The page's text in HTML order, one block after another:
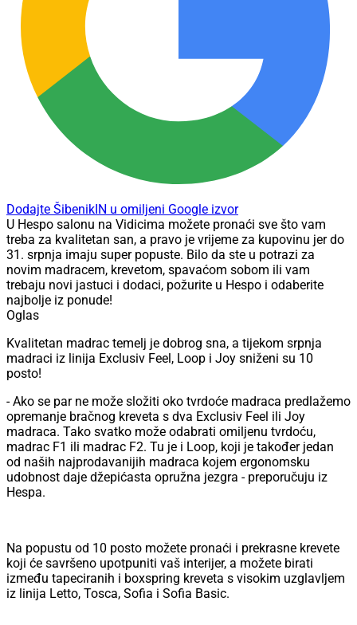
Dodajte ŠibenikIN u omiljeni Google izvor
U Hespo salonu na Vidicima možete pronaći sve što vam
treba za kvalitetan san, a pravo je vrijeme za kupovinu jer do
31. srpnja imaju super popuste. Bilo da ste u potrazi za
novim madracem, krevetom, spavaćom sobom ili vam
trebaju novi jastuci i dodaci, požurite u Hespo i odaberite
najbolje iz ponude!
Oglas
Kvalitetan madrac temelj je dobrog sna, a tijekom srpnja
madraci iz linija Exclusiv Feel, Loop i Joy sniženi su 10
posto!
- Ako se par ne može složiti oko tvrdoće madraca predlažemo
opremanje bračnog kreveta s dva Exclusiv Feel ili Joy
madraca. Tako svatko može odabrati omiljenu tvrdoću,
madrac F1 ili madrac F2. Tu je i Loop, koji je također jedan
od naših najprodavanijih madraca kojem ergonomsku
udobnost daje džepićasta opružna jezgra - preporučuju iz
Hespa.
Na popustu od 10 posto možete pronaći i prekrasne krevete
koji će savršeno upotpuniti vaš interijer, a možete birati
između tapeciranih i boxspring kreveta s visokim uzglavljem
iz linija Letto, Tosca, Sofia i Sofia Basic.